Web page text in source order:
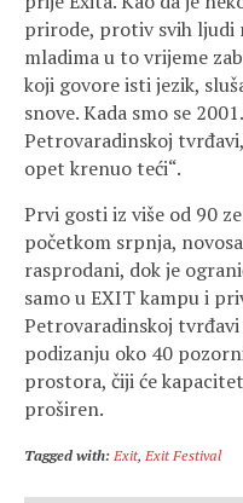
prirode, protiv svih ljudi
mladima u to vrijeme
koji govore isti jezik,
snove. Kada smo se
Petrovaradinskoj
opet krenuo teći“.
Prvi gosti iz više od 90
početkom srpnja,
rasprodani, dok je
samo u EXIT kampu i
Petrovaradinskoj
podizanju oko 40
prostora, čiji će
proširen.
Tagged with: Exit, Exit Festival